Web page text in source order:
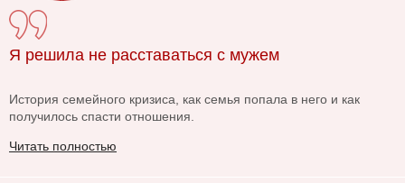
Я решила не расставаться с мужем
История семейного кризиса, как семья попала в него и как
получилось спасти отношения.
Читать полностью